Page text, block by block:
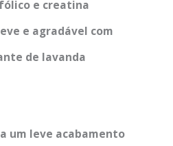
e creatina
e agradável com
de lavanda
um leve acabamento